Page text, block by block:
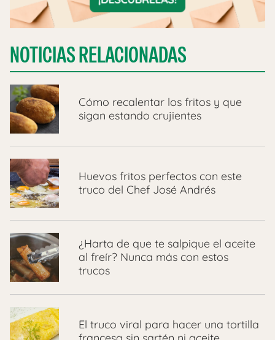
NOTICIAS RELACIONADAS
Cómo recalentar los fritos y que
sigan estando crujientes
Huevos fritos perfectos con este
truco del Chef José Andrés
¿Harta de que te salpique el aceite
al freír? Nunca más con estos
trucos
El truco viral para hacer una tortilla